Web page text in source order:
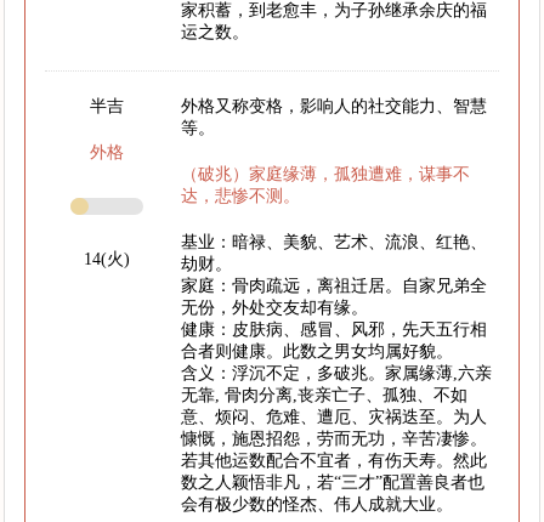
家积蓄，到老愈丰，为子孙继承余庆的福
运之数。
半吉
外格
14(火)
外格又称变格，影响人的社交能力、智慧
等。
（破兆）家庭缘薄，孤独遭难，谋事不
达，悲惨不测。
基业：暗禄、美貌、艺术、流浪、红艳、
劫财。
家庭：骨肉疏远，离祖迁居。自家兄弟全
无份，外处交友却有缘。
健康：皮肤病、感冒、风邪，先天五行相
合者则健康。此数之男女均属好貌。
含义：浮沉不定，多破兆。家属缘薄,六亲
无靠, 骨肉分离,丧亲亡子、孤独、不如
意、烦闷、危难、遭厄、灾祸迭至。为人
慷慨，施恩招怨，劳而无功，辛苦凄惨。
若其他运数配合不宜者，有伤天寿。然此
数之人颖悟非凡，若“三才”配置善良者也
会有极少数的怪杰、伟人成就大业。